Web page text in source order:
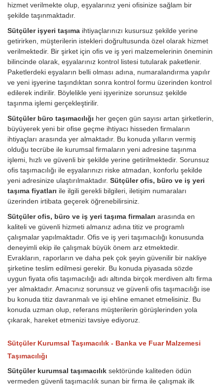
hizmet verilmekte olup, eşyalarınız yeni ofisinize sağlam bir
şekilde taşınmaktadır.
Sütçüler işyeri taşıma ihtiyaçlarınızı kusursuz şekilde yerine
getirirken, müşterilerin istekleri doğrultusunda özel olarak hizmet
verilmektedir. Bir şirket için ofis ve iş yeri malzemelerinin öneminin
bilincinde olarak, eşyalarınız kontrol listesi tutularak paketlenir.
Paketlerdeki eşyaların belli olması adına, numaralandırma yapılır
ve yeni işyerine taşındıktan sonra kontrol formu üzerinden kontrol
edilerek indirilir. Böylelikle yeni işyerinize sorunsuz şekilde
taşınma işlemi gerçekleştirilir.
Sütçüler büro taşımacılığı her geçen gün sayısı artan şirketlerin,
büyüyerek yeni bir ofise geçme ihtiyacı hisseden firmaların
ihtiyaçları arasında yer almaktadır. Bu konuda yılların vermiş
olduğu tecrübe ile kurumsal firmaların yeni adresine taşınma
işlemi, hızlı ve güvenli bir şekilde yerine getirilmektedir. Sorunsuz
ofis taşımacılığı ile eşyalarınızı riske atmadan, konforlu şekilde
yeni adresinize ulaştırılmaktadır. Sütçüler ofis, büro ve iş yeri
taşıma fiyatları ile ilgili gerekli bilgileri, iletişim numaraları
üzerinden irtibata geçerek öğrenebilirsiniz.
Sütçüler ofis, büro ve iş yeri taşıma firmaları arasında en
kaliteli ve güvenli hizmeti almanız adına titiz ve programlı
çalışmalar yapılmaktadır. Ofis ve iş yeri taşımacılığı konusunda
deneyimli ekip ile çalışmak büyük önem arz etmektedir.
Evrakların, raporların ve daha pek çok şeyin güvenilir bir nakliye
şirketine teslim edilmesi gerekir. Bu konuda piyasada sözde
uygun fiyata ofis taşımacılığı adı altında birçok merdiven altı firma
yer almaktadır. Amacınız sorunsuz ve güvenli ofis taşımacılığı ise
bu konuda titiz davranmalı ve işi ehline emanet etmelisiniz. Bu
konuda uzman olup, referans müşterilerin görüşlerinden yola
çıkarak, hareket etmenizi tavsiye ediyoruz.
Sütçüler Kurumsal Taşımacılık - Banka ve Fuar Malzemesi
Taşımacılığı
Sütçüler kurumsal taşımacılık sektöründe kaliteden ödün
vermeden güvenli taşımacılık sunan bir firma ile çalışmak ilk